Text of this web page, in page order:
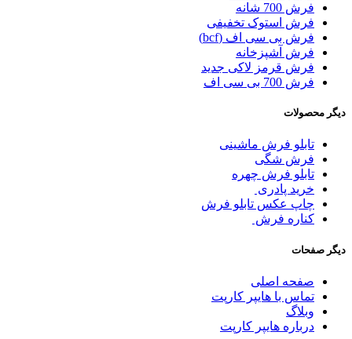
فرش 700 شانه
فرش استوک تخفیفی
فرش بی سی اف (bcf)
فرش آشپزخانه
فرش قرمز لاکی جدید
فرش 700 بی سی اف
دیگر محصولات
تابلو فرش ماشینی
فرش شگی
تابلو فرش چهره
خرید پادری
چاپ عکس تابلو فرش
کناره فرش
دیگر صفحات
صفحه اصلی
تماس با هایپر کارپت
وبلاگ
درباره هایپر کارپت